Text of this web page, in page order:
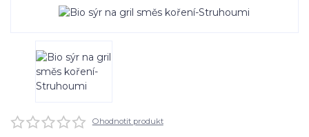
Ohodnotit produkt